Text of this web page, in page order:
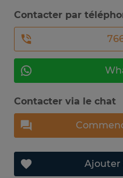
Contacter par
Contacter via le chat
Ajouter